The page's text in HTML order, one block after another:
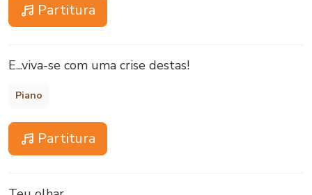
Partitura
E...viva-se com uma crise destas!
Piano
Partitura